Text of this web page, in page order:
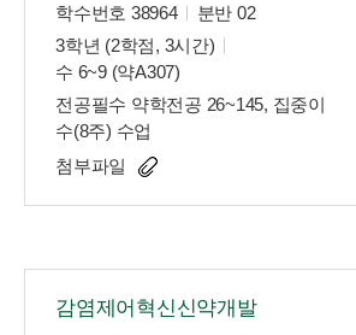
학수번호 38964
분반 02
3학년 (2학점, 3시간)
수 6~9 (약A307)
전공필수 약학전공 26~145, 집중이
수(8주) 수업
첨부파일
감염제어혁신신약개발